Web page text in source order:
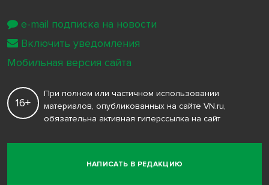
НАПИСАТЬ В РЕДАКЦИЮ
16+
При полном или частичном использовании
материалов, опубликованных на сайте VN.ru,
обязательна активная гиперссылка на сайт
e-mail подписка на новости
Включить уведомления
Мобильная версия сайта